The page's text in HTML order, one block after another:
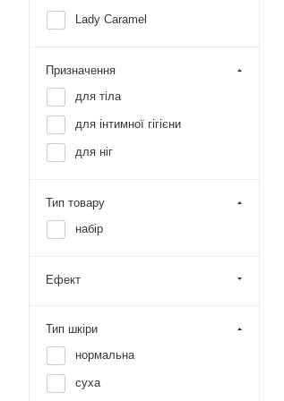
Lady Caramel
Призначення
для тіла
для інтимної гігієни
для ніг
Тип товару
набір
Ефект
Тип шкіри
нормальна
суха